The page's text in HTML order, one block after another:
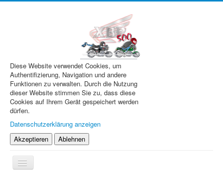
Diese Website verwendet Cookies, um
Authentifizierung, Navigation und andere
Funktionen zu verwalten. Durch die Nutzung
dieser Website stimmen Sie zu, dass diese
Cookies auf Ihrem Gerät gespeichert werden
dürfen.
Datenschutzerklärung anzeigen
Akzeptieren
Ablehnen
Navigation
an/aus